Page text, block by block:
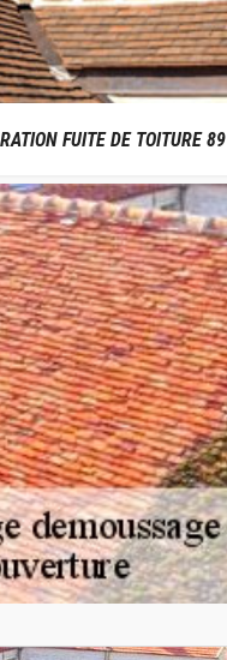
FUITE DE TOITURE 89